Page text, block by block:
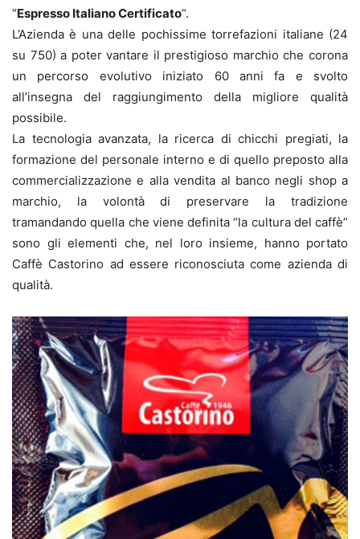
“Espresso Italiano Certificato“.
L’Azienda è una delle pochissime torrefazioni italiane (24
su 750) a poter vantare il prestigioso marchio che corona
un percorso evolutivo iniziato 60 anni fa e svolto
all’insegna del raggiungimento della migliore qualità
possibile.
La tecnologia avanzata, la ricerca di chicchi pregiati, la
formazione del personale interno e di quello preposto alla
commercializzazione e alla vendita al banco negli shop a
marchio, la volontà di preservare la tradizione
tramandando quella che viene definita “la cultura del caffè”
sono gli elementi che, nel loro insieme, hanno portato
Caffè Castorino ad essere riconosciuta come azienda di
qualità.